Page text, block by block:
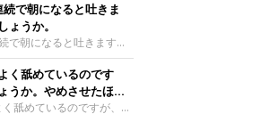
で朝になると吐きま
ょうか。
で朝になると吐きます。
。朝吐いた後に何事もな
元気で、ごはんを食べ普
れば、おそらく空腹時嘔
腹が空きすぎているため
く舐めているのです
うか。やめさせたほう
うか。
舐めているのですが、な